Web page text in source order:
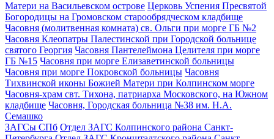
Матери на Васильевском острове Церковь Успения Пресвятой
Богородицы на Громовском старообрядческом кладбище
Часовня (молитвенная комната) св. Ольги при морге ГБ №2
Часовня Клеопатры Палестинской при Городской больнице
святого Георгия Часовня Пантелеймона Целителя при морге
ГБ №15 Часовня при морге Елизаветинской больницы
Часовня при морге Покровской больницы Часовня
Тихвинской иконы Божией Матери при Колпинском морге
Часовня-храм свт. Тихона, патриарха Московского, на Южном
кладбище Часовня, Городская больница №38 им. Н.А.
Семашко
ЗАГСы СПб Отдел ЗАГС Колпинского района Санкт-